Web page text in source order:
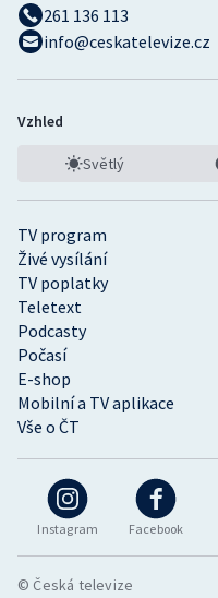
Instagram Facebook
TV program
Živé vysílání
TV poplatky
Teletext
Podcasty
Počasí
E-shop
Mobilní a TV aplikace
Vše o ČT
261 136 113
info@ceskatelevize.cz
Vzhled
Světlý
© Česká televize